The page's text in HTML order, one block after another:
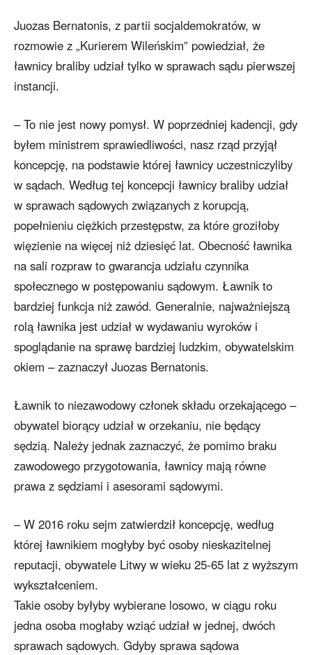
Juozas Bernatonis, z partii socjaldemokratów, w
rozmowie z „Kurierem Wileńskim” powiedział, że
ławnicy braliby udział tylko w sprawach sądu pierwszej
instancji.
– To nie jest nowy pomysł. W poprzedniej kadencji, gdy
byłem ministrem sprawiedliwości, nasz rząd przyjął
koncepcję, na podstawie której ławnicy uczestniczyliby
w sądach. Według tej koncepcji ławnicy braliby udział
w sprawach sądowych związanych z korupcją,
popełnieniu ciężkich przestępstw, za które groziłoby
więzienie na więcej niż dziesięć lat. Obecność ławnika
na sali rozpraw to gwarancja udziału czynnika
społecznego w postępowaniu sądowym. Ławnik to
bardziej funkcja niż zawód. Generalnie, najważniejszą
rolą ławnika jest udział w wydawaniu wyroków i
spoglądanie na sprawę bardziej ludzkim, obywatelskim
okiem – zaznaczył Juozas Bernatonis.
Ławnik to niezawodowy członek składu orzekającego –
obywatel biorący udział w orzekaniu, nie będący
sędzią. Należy jednak zaznaczyć, że pomimo braku
zawodowego przygotowania, ławnicy mają równe
prawa z sędziami i asesorami sądowymi.
– W 2016 roku sejm zatwierdził koncepcję, według
której ławnikiem mogłyby być osoby nieskazitelnej
reputacji, obywatele Litwy w wieku 25-65 lat z wyższym
wykształceniem.
Takie osoby byłyby wybierane losowo, w ciągu roku
jedna osoba mogłaby wziąć udział w jednej, dwóch
sprawach sądowych. Gdyby sprawa sądowa